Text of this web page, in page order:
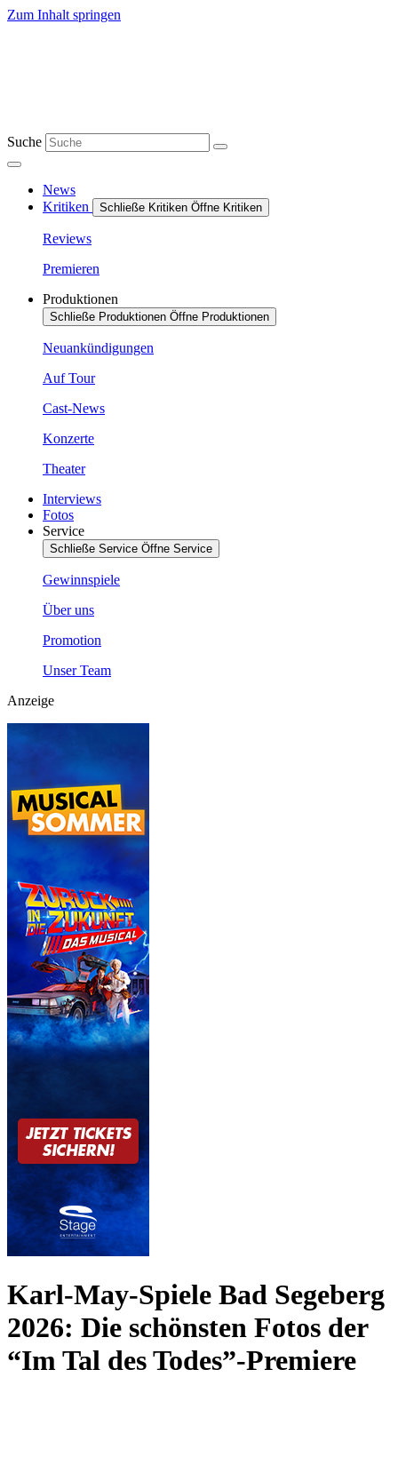
Zum Inhalt springen
Suche
News
Kritiken
Schließe Kritiken Öffne Kritiken
Reviews
Premieren
Produktionen
Schließe Produktionen Öffne Produktionen
Neuankündigungen
Auf Tour
Cast-News
Konzerte
Theater
Interviews
Fotos
Service
Schließe Service Öffne Service
Gewinnspiele
Über uns
Promotion
Unser Team
Anzeige
Karl-May-Spiele Bad Segeberg
2026: Die schönsten Fotos der
“Im Tal des Todes”-Premiere